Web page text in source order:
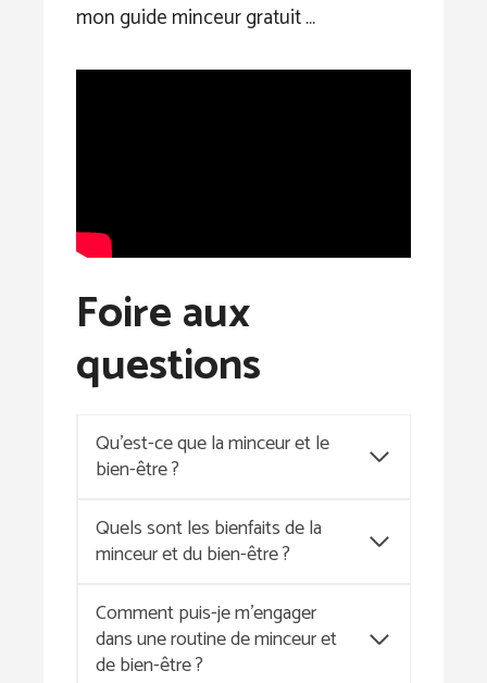
mon guide minceur gratuit …
Foire aux
questions
Qu’est-ce que la minceur et le
bien-être ?
Quels sont les bienfaits de la
minceur et du bien-être ?
Comment puis-je m’engager
dans une routine de minceur et
de bien-être ?